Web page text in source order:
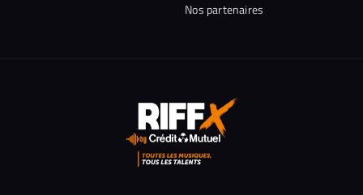
Nos partenaires